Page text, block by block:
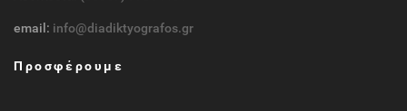
email: info@diadiktyografos.gr
Προσφέρουμε